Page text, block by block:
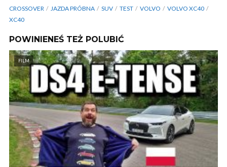
CROSSOVER JAZDA PRÓBNA SUV TEST VOLVO
VOLVO XC40
XC40
POWINIENEŚ TEŻ POLUBIĆ
FILM